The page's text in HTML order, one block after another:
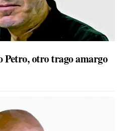
Petro, otro trago amargo